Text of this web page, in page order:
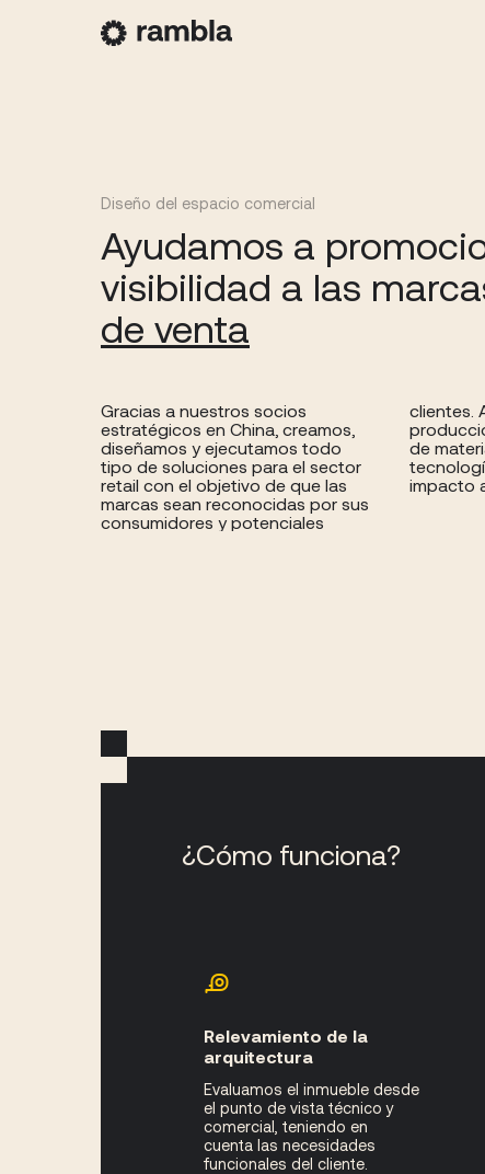
Diseño del espacio comercial
Ayudamos a
visibilidad a las
de venta
Gracias a nuestros socios
estratégicos en China, creamos,
diseñamos y ejecutamos todo
tipo de soluciones para el sector
retail con el objetivo de que las
marcas sean reconocidas por sus
consumidores y potenciales
clientes. A través de la
producción en serie, la utilización
de materiales especiales y
tecnología garantizamos un gran
impacto
¿Cómo funciona?
Relevamiento de la
arquitectura
Evaluamos el inmueble desde
el punto de vista técnico y
comercial, teniendo en
cuenta las necesidades
funcionales del cliente.